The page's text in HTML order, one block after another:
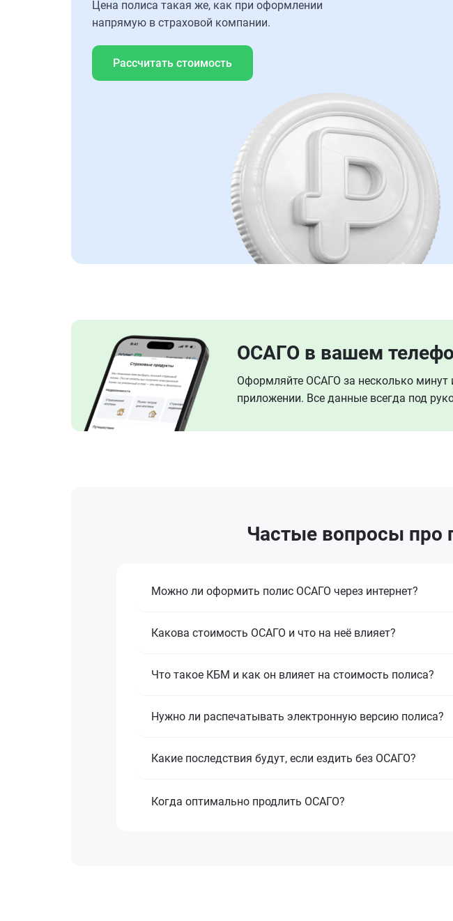
Цена полиса такая же, как при оформлении
напрямую в страховой компании.
Рассчитать стоимость
ОСАГО в вашем
Оформляйте ОСАГО за несколько минут
приложении. Все данные всегда под
Частые вопросы про
Можно ли оформить полис ОСАГО через интернет?
Какова стоимость ОСАГО и что на неё влияет?
Что такое КБМ и как он влияет на стоимость полиса?
Нужно ли распечатывать электронную версию полиса?
Какие последствия будут, если ездить без ОСАГО?
Когда оптимально продлить ОСАГО?